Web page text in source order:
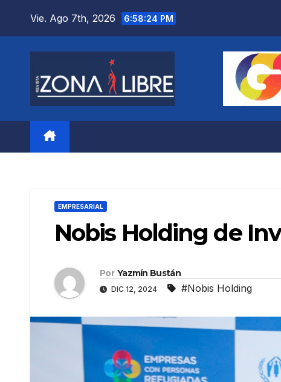
Vie. Ago 7th, 2026 6:58:26 PM
EMPRESARIAL
Nobis Holding de
Por Yazmín Bustán
DIC 12, 2024 #Nobis Holding